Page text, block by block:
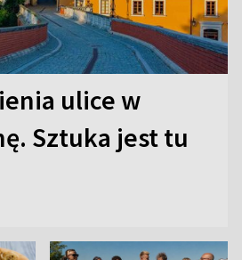
ulice w
Sztuka jest tu